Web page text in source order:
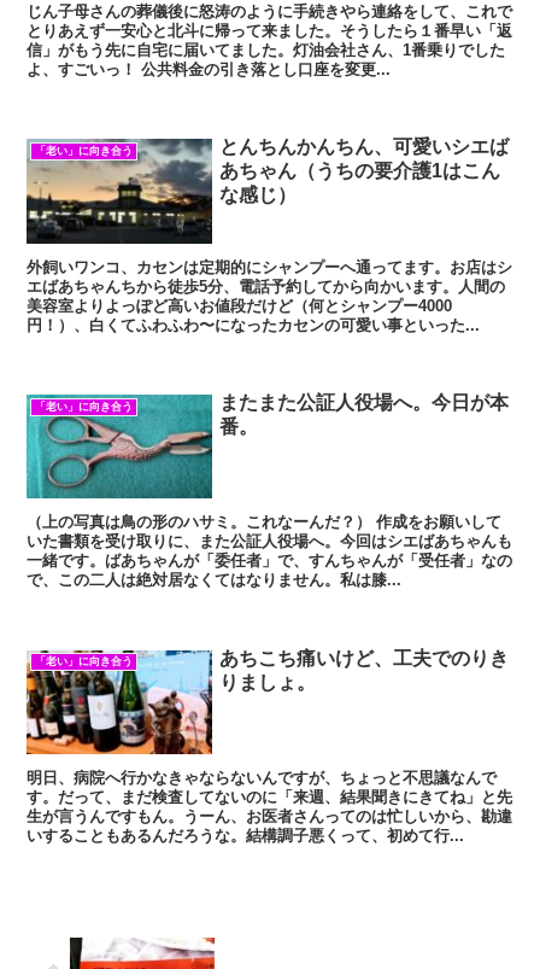
じん子母さんの葬儀後に怒涛のように手続きやら連絡をして、これで
とりあえず一安心と北斗に帰って来ました。そうしたら１番早い「返
信」がもう先に自宅に届いてました。灯油会社さん、1番乗りでした
よ、すごいっ！ 公共料金の引き落とし口座を変更...
「老い」に向き合う
とんちんかんちん、可愛いシエば
あちゃん（うちの要介護1はこん
な感じ）
外飼いワンコ、カセンは定期的にシャンプーへ通ってます。お店はシ
エばあちゃんちから徒歩5分、電話予約してから向かいます。人間の
美容室よりよっぽど高いお値段だけど（何とシャンプー4000
円！）、白くてふわふわ〜になったカセンの可愛い事といった...
「老い」に向き合う
またまた公証人役場へ。今日が本
番。
（上の写真は鳥の形のハサミ。これなーんだ？） 作成をお願いして
いた書類を受け取りに、また公証人役場へ。今回はシエばあちゃんも
一緒です。ばあちゃんが「委任者」で、すんちゃんが「受任者」なの
で、この二人は絶対居なくてはなりません。私は膝...
「老い」に向き合う
あちこち痛いけど、工夫でのりき
りましょ。
明日、病院へ行かなきゃならないんですが、ちょっと不思議なんで
す。だって、まだ検査してないのに「来週、結果聞きにきてね」と先
生が言うんですもん。うーん、お医者さんってのは忙しいから、勘違
いすることもあるんだろうな。結構調子悪くって、初めて行...